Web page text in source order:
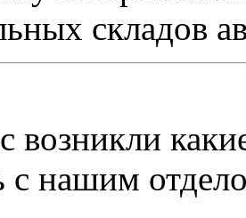
складов
возникли
с нашим